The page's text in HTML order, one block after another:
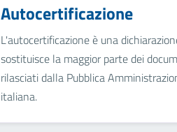
Autocertificazione
L'autocertificazione è una
sostituisce la maggior parte dei
rilasciati dalla Pubblica
italiana.